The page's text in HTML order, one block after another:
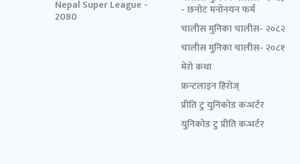
Nepal Super League -
2080
- छनोट मनोनयन फर्म
चालीस मुनिका चालीस- २०८२
चालीस मुनिका चालीस- २०८१
मेरो कथा
फ्रन्टलाइन हिरोज्
प्रीति टु युनिकोड कन्भर्टर
युनिकोड टु प्रीति कन्भर्टर